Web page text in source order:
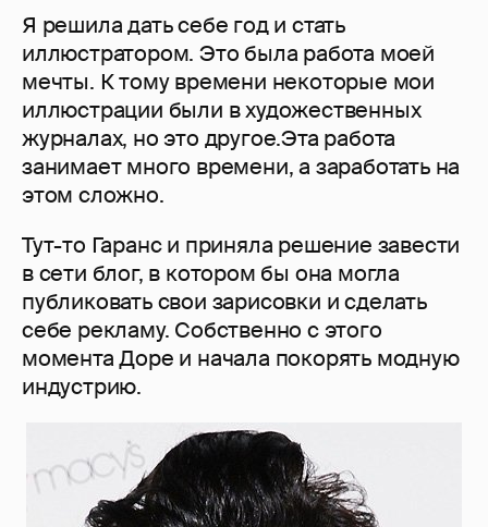
Я решила дать себе год и стать
иллюстратором. Это была работа моей
мечты. К тому времени некоторые мои
иллюстрации были в художественных
журналах, но это другое.Эта работа
занимает много времени, а заработать на
этом сложно.
Тут-то Гаранс и приняла решение завести
в сети блог, в котором бы она могла
публиковать свои зарисовки и сделать
себе рекламу. Собственно с этого
момента Доре и начала покорять модную
индустрию.